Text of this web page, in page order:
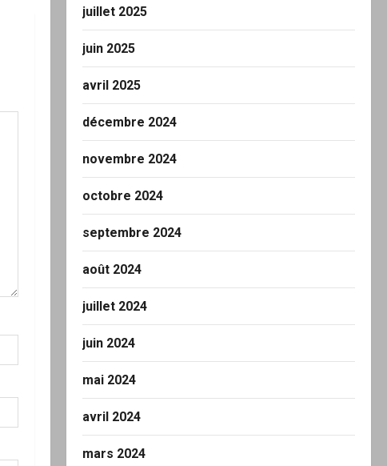
juillet 2025
juin 2025
avril 2025
décembre 2024
novembre 2024
octobre 2024
septembre 2024
août 2024
juillet 2024
juin 2024
mai 2024
avril 2024
mars 2024